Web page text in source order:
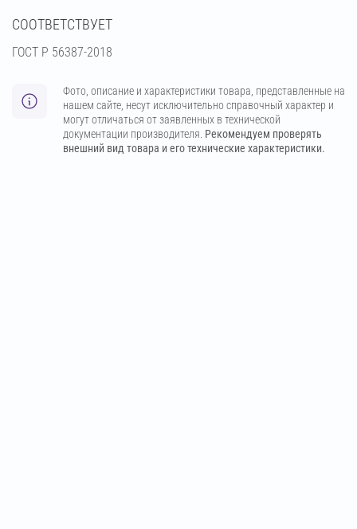
СООТВЕТСТВУЕТ
ГОСТ Р 56387-2018
Фото, описание и характеристики товара, представленные на
нашем сайте, несут исключительно справочный характер и
могут отличаться от заявленных в технической
документации производителя. Рекомендуем проверять
внешний вид товара и его технические характеристики.